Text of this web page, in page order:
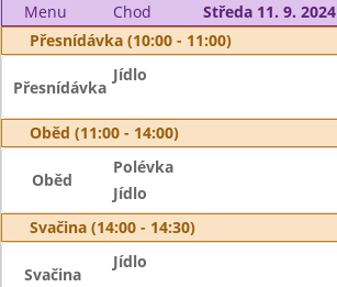
Menu Chod
Středa 11. 9. 2024
Přesnídávka (10:00 - 11:00)
Přesnídávka
Jídlo
Oběd (11:00 - 14:00)
Oběd
Polévka
Jídlo
Svačina (14:00 - 14:30)
Svačina
Jídlo